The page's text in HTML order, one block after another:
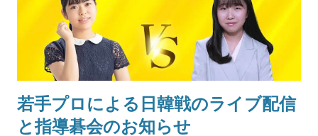
若手プロによる日韓戦のライブ配信
と指導碁会のお知らせ